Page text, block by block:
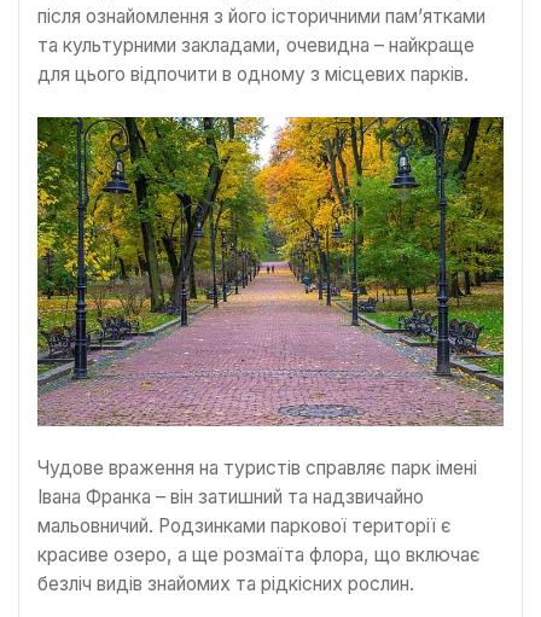
після ознайомлення з його історичними пам’ятками
та культурними закладами, очевидна – найкраще
для цього відпочити в одному з місцевих парків.
Чудове враження на туристів справляє парк імені
Івана Франка – він затишний та надзвичайно
мальовничий. Родзинками паркової території є
красиве озеро, а ще розмаїта флора, що включає
безліч видів знайомих та рідкісних рослин.